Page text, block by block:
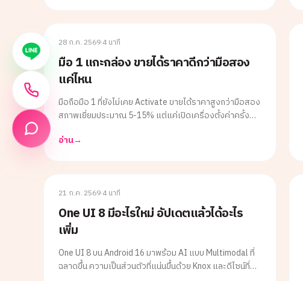
28 ก.ค. 2569·4 นาที
มือ 1 แกะกล่อง ขายได้ราคาดีกว่ามือสอง
แค่ไหน
มือถือมือ 1 ที่ยังไม่เคย Activate ขายได้ราคาสูงกว่ามือสอง
สภาพเยี่ยมประมาณ 5-15% แต่แค่เปิดเครื่องตั้งค่าครั้ง
เช็ค และเทคนิคเก็บรักษาสถานะมือ 1 ให้ขายได้ราคาดีที่สุด
อ่าน→
21 ก.ค. 2569·4 นาที
One UI 8 มีอะไรใหม่ อัปเดตแล้วได้อะไร
เพิ่ม
One UI 8 บน Android 16 มาพร้อม AI แบบ Multimodal ที่
ฉลาดขึ้น ความเป็นส่วนตัวที่แน่นขึ้นด้วย Knox และดีไซน์ที่ลื่น